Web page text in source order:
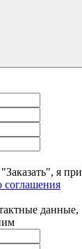
я
соглашения
данные,